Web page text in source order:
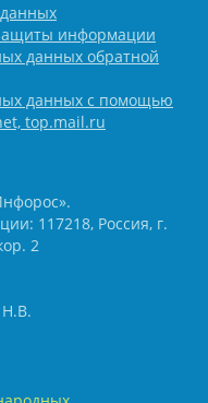
информации
данных обратной
данных с помощью
top.mail.ru
117218, Россия, г.
2
Н.В.